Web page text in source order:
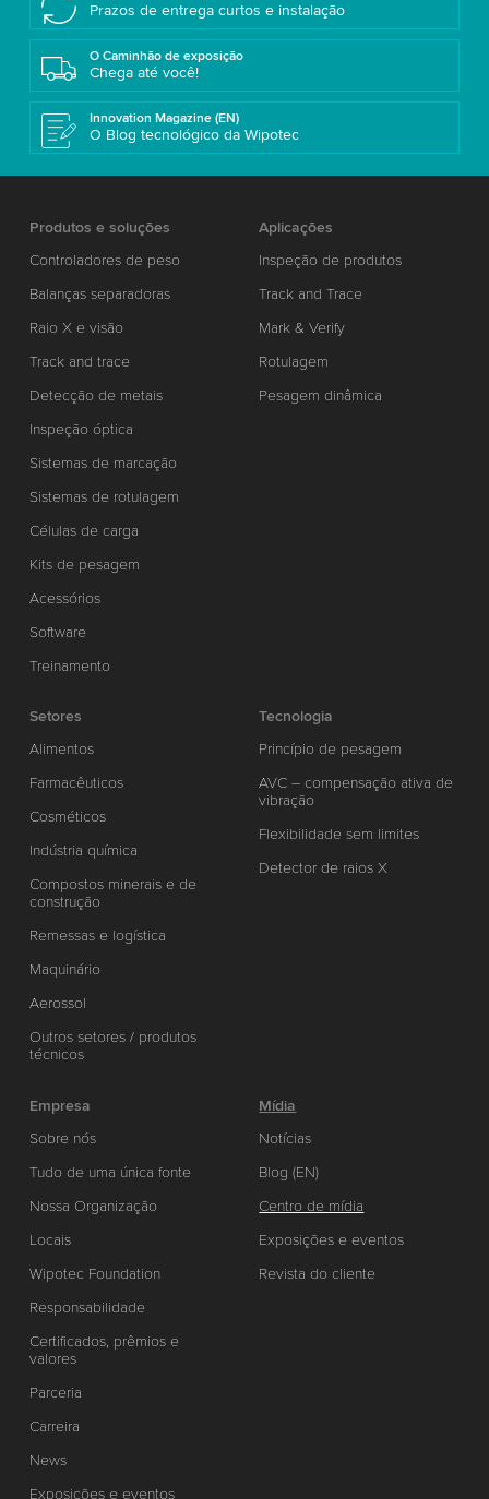
Prazos de entrega curtos e instalação
O Caminhão de exposição
Chega até você!
Innovation Magazine (EN)
O Blog tecnológico da Wipotec
Produtos e soluções
Controladores de peso
Balanças separadoras
Raio X e visão
Track and trace
Detecção de metais
Inspeção óptica
Sistemas de marcação
Sistemas de rotulagem
Células de carga
Kits de pesagem
Acessórios
Software
Treinamento
Aplicações
Inspeção de produtos
Track and Trace
Mark & Verify
Rotulagem
Pesagem dinâmica
Setores
Alimentos
Farmacêuticos
Cosméticos
Indústria química
Compostos minerais e de
construção
Remessas e logística
Maquinário
Aerossol
Outros setores / produtos
técnicos
Tecnologia
Princípio de pesagem
AVC – compensação ativa de
vibração
Flexibilidade sem limites
Detector de raios X
Empresa
Sobre nós
Tudo de uma única fonte
Nossa Organização
Locais
Wipotec Foundation
Responsabilidade
Certificados, prêmios e
valores
Parceria
Carreira
News
Exposições e eventos
Mídia
Notícias
Blog (EN)
Centro de mídia
Exposições e eventos
Revista do cliente